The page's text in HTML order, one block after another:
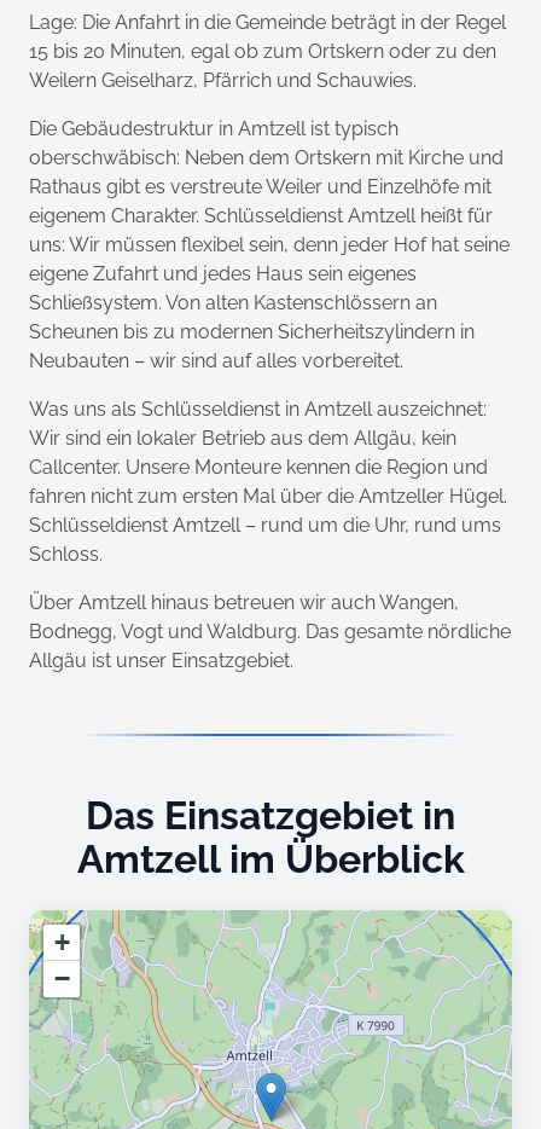
Lage: Die Anfahrt in die Gemeinde beträgt in der Regel
15 bis 20 Minuten, egal ob zum Ortskern oder zu den
Weilern Geiselharz, Pfärrich und Schauwies.
Die Gebäudestruktur in Amtzell ist typisch
oberschwäbisch: Neben dem Ortskern mit Kirche und
Rathaus gibt es verstreute Weiler und Einzelhöfe mit
eigenem Charakter. Schlüsseldienst Amtzell heißt für
uns: Wir müssen flexibel sein, denn jeder Hof hat seine
eigene Zufahrt und jedes Haus sein eigenes
Schließsystem. Von alten Kastenschlössern an
Scheunen bis zu modernen Sicherheitszylindern in
Neubauten – wir sind auf alles vorbereitet.
Was uns als Schlüsseldienst in Amtzell auszeichnet:
Wir sind ein lokaler Betrieb aus dem Allgäu, kein
Callcenter. Unsere Monteure kennen die Region und
fahren nicht zum ersten Mal über die Amtzeller Hügel.
Schlüsseldienst Amtzell – rund um die Uhr, rund ums
Schloss.
Über Amtzell hinaus betreuen wir auch Wangen,
Bodnegg, Vogt und Waldburg. Das gesamte nördliche
Allgäu ist unser Einsatzgebiet.
Das Einsatzgebiet in
Amtzell im Überblick
+
−